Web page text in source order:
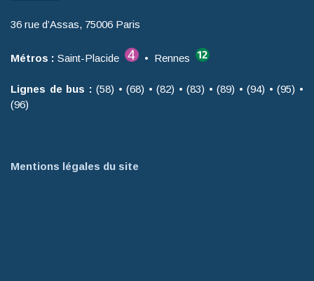
36 rue d’Assas, 75006 Paris
Métros : Saint-Placide • Rennes
Lignes de bus : (58) • (68) • (82) • (83) • (89) • (94) • (95) •
(96)
Mentions légales du site